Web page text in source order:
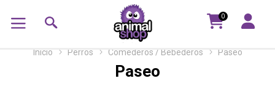
0
Inicio Perros Comederos / Bebederos Paseo
Paseo